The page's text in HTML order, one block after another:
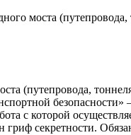
моста
(путепровода,
с которой
секретности.